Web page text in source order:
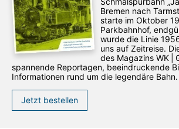
Bremen nach
starte im Oktober
Parkbahnhof,
wurde die Linie
uns auf Zeitreise.
des ­Magazins WK |
spannende Reportagen, beeindruckende
Informationen rund um die legendäre Bahn.
Jetzt bestellen